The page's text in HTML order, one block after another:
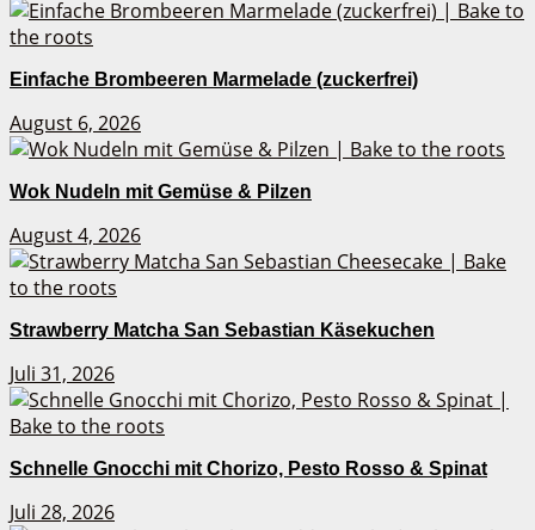
Einfache Brombeeren Marmelade (zuckerfrei)
August 6, 2026
Wok Nudeln mit Gemüse & Pilzen
August 4, 2026
Strawberry Matcha San Sebastian Käsekuchen
Juli 31, 2026
Schnelle Gnocchi mit Chorizo, Pesto Rosso & Spinat
Juli 28, 2026